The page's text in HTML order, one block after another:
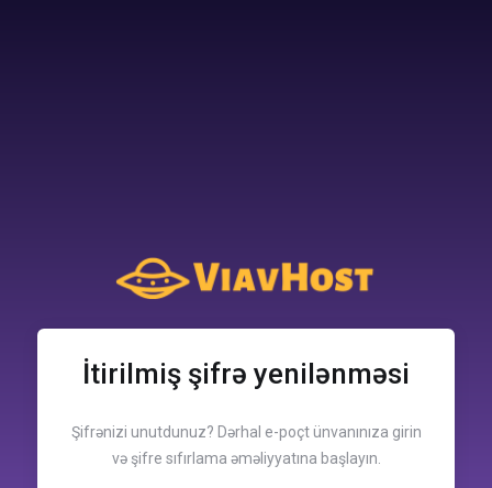
İtirilmiş şifrə yenilənməsi
Şifrənizi unutdunuz? Dərhal e-poçt ünvanınıza girin
və şifre sıfırlama əməliyyatına başlayın.